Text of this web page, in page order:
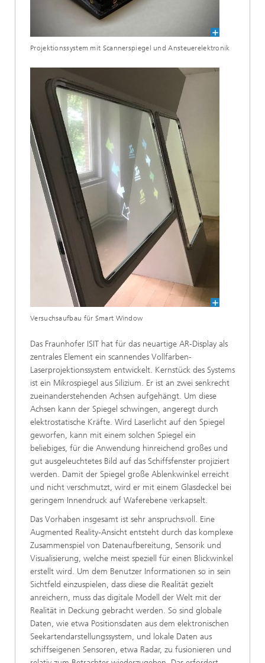
Projektionssystem mit Scannerspiegel und Ansteuerelektronik
Versuchsaufbau für Smart Window
Das Fraunhofer ISIT hat für das neuartige AR-Display als
zentrales Element ein scannendes Vollfarben-
Laserprojektionssystem entwickelt. Kernstück des Systems
ist ein Mikrospiegel aus Silizium. Er ist an zwei senkrecht
zueinanderstehenden Achsen aufgehängt. Um diese
Achsen kann der Spiegel schwingen, angeregt durch
elektrostatische Kräfte. Wird Laserlicht auf den Spiegel
geworfen, kann mit einem solchen Spiegel ein
beliebiges, für die Anwendung hinreichend großes und
gut ausgeleuchtetes Bild auf das Schiffsfenster projiziert
werden. Damit der Spiegel große Ablenkwinkel erreicht
und nicht verschmutzt, wird er mit einem Glasdeckel bei
geringem Innendruck auf Waferebene verkapselt.
Das Vorhaben insgesamt ist sehr anspruchsvoll. Eine
Augmented Reality-Ansicht entsteht durch das komplexe
Zusammenspiel von Datenaufbereitung, Sensorik und
Visualisierung, welche meist speziell für einen Blickwinkel
erstellt wird. Um dem Benutzer Informationen so in sein
Sichtfeld einzuspielen, dass diese die Realität gezielt
anreichern, muss das digitale Modell der Welt mit der
Realität in Deckung gebracht werden. So sind globale
Daten, wie etwa Positionsdaten aus dem elektronischen
Seekartendarstellungssystem, und lokale Daten aus
schiffseigenen Sensoren, etwa Radar, zu fusionieren und